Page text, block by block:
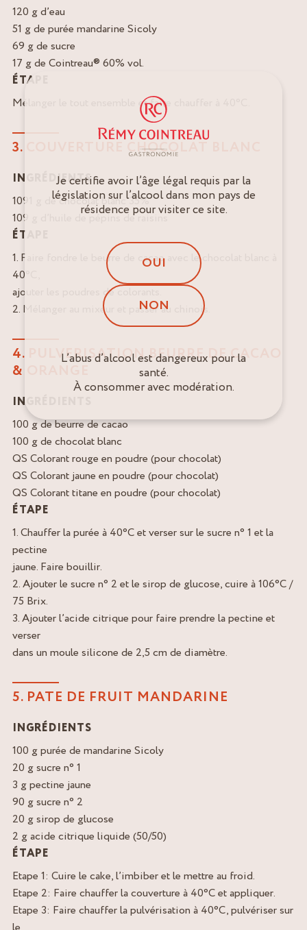
120 g d’eau
51 g de purée mandarine Sicoly
69 g de sucre
17 g de Cointreau® 60% vol.
ÉTAPE
Mélanger le tout ensemble et faire chauffer à 40°C.
3. COUVERTURE CHOCOLAT BLANC
INGRÉDIENTS
1091 g de chocolat blanc 35%
109 g d’huile de pépins de raisins
ÉTAPE
1. Faire fondre le beurre de cacao avec le chocolat blanc à
40°C,
ajouter les poudres de colorants.
2. Mélanger au mixeur et passer au chinois.
4. PULVERISATION BEURRE DE CACAO
& ORANGE
INGRÉDIENTS
100 g de beurre de cacao
100 g de chocolat blanc
QS Colorant rouge en poudre (pour chocolat)
QS Colorant jaune en poudre (pour chocolat)
QS Colorant titane en poudre (pour chocolat)
ÉTAPE
1. Chauffer la purée à 40°C et verser sur le sucre n° 1 et la
pectine
jaune. Faire bouillir.
2. Ajouter le sucre n° 2 et le sirop de glucose, cuire à 106°C /
75 Brix.
3. Ajouter l’acide citrique pour faire prendre la pectine et
verser
dans un moule silicone de 2,5 cm de diamètre.
5. PATE DE FRUIT MANDARINE
INGRÉDIENTS
100 g purée de mandarine Sicoly
20 g sucre n° 1
3 g pectine jaune
90 g sucre n° 2
20 g sirop de glucose
2 g acide citrique liquide (50/50)
ÉTAPE
Etape 1: Cuire le cake, l’imbiber et le mettre au froid.
Etape 2: Faire chauffer la couverture à 40°C et appliquer.
Etape 3: Faire chauffer la pulvérisation à 40°C, pulvériser sur
Je certifie avoir l’âge légal requis par la
législation sur l’alcool dans mon pays de
résidence pour visiter ce site.
OUI
NON
L’abus d’alcool est dangereux pour la
santé.
À consommer avec modération.